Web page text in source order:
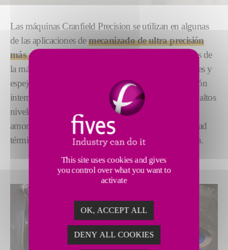
Las máquinas Cranfield Precision se utilizan en algunas
de las aplicaciones demecanizado de ultra precisión
más avanzadas del mundo
. Desde películas ópticas de
la más alta calidad hasta litografías de semiconductores y
espejos para telescopios espaciales. Con una reputación
internacional de calidad, nuestras máquinas alcanzan altos
niveles de precisión a través de una rigidez y
amortiguación excepcionales, una excelente estabilidad
térmica y máquinas herramienta de última generación.
This site uses cookies and gives
you control over what you want to
activate
OK, ACCEPT ALL
DENY ALL COOKIES